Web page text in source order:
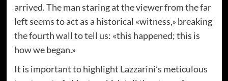
arrived. The man staring at the viewer from the far
left seems to act as a historical «witness,» breaking
the fourth wall to tell us: «this happened; this is
how we began.»
It is important to highlight Lazzarini’s meticulous